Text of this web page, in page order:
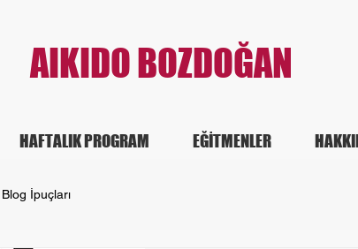
AIKIDO BOZDOĞAN
HAFTALIK PROGRAM EĞİTMENLER
Blog İpuçları